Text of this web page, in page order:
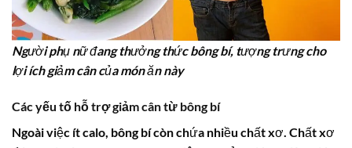
Người phụ nữ đang thưởng thức bông bí, tượng trưng cho
lợi ích giảm cân của món ăn này
Các yếu tố hỗ trợ giảm cân từ bông bí
Ngoài việc ítcalo, bông bícòn chứa nhiều chất xơ. Chất xơ